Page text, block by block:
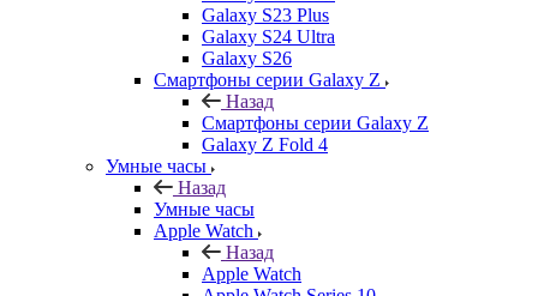
Galaxy S23 Plus
Galaxy S24 Ultra
Galaxy S26
Смартфоны серии Galaxy Z
Назад
Смартфоны серии Galaxy Z
Galaxy Z Fold 4
Умные часы
Назад
Умные часы
Apple Watch
Назад
Apple Watch